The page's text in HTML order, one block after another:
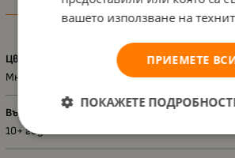
Цвят
Многоцветен
Възраст - диапазон
10+ години
вашето използване на
ПРИЕМЕТЕ
ПОКАЖЕТЕ